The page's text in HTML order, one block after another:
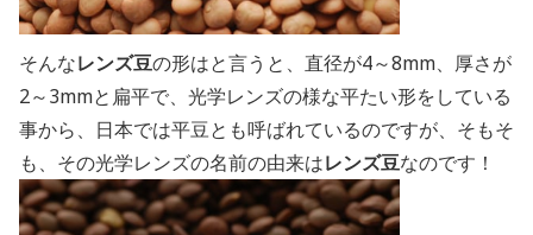
そんなレンズ豆の形はと言うと、直径が4～8mm、厚さが
2～3mmと扁平で、光学レンズの様な平たい形をしている
事から、日本では平豆とも呼ばれているのですが、そもそ
も、その光学レンズの名前の由来はレンズ豆なのです！